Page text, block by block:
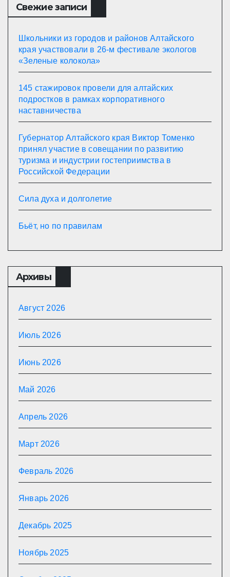
Свежие записи
Школьники из городов и районов Алтайского
края участвовали в 26-м фестивале экологов
«Зеленые колокола»
145 стажировок провели для алтайских
подростков в рамках корпоративного
наставничества
Губернатор Алтайского края Виктор Томенко
принял участие в совещании по развитию
туризма и индустрии гостеприимства в
Российской Федерации
Сила духа и долголетие
Бьёт, но по правилам
Архивы
Август 2026
Июль 2026
Июнь 2026
Май 2026
Апрель 2026
Март 2026
Февраль 2026
Январь 2026
Декабрь 2025
Ноябрь 2025